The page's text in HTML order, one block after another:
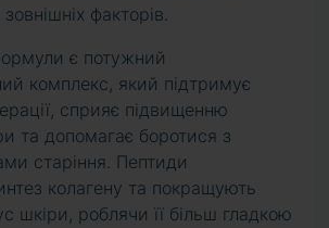
факторів.
є потужний
комплекс, який підтримує
сприяє підвищенню
та допомагає боротися з
старіння. Пептиди
колагену та покращують
шкіри, роблячи її більш гладкою